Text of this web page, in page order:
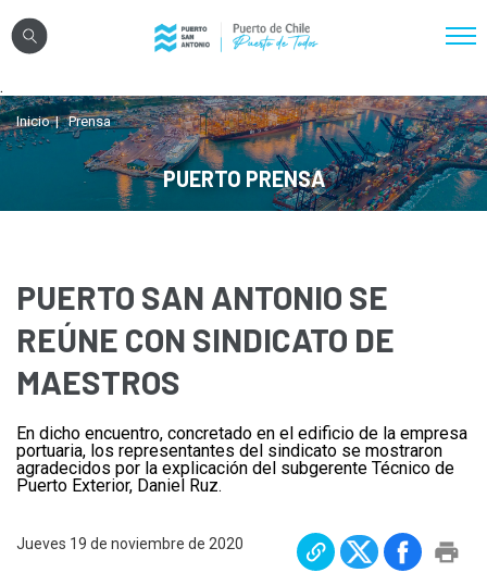
Nosotros
Sistema Portuario
Sostenibilidad
Transparencia
Registro Proveedores
Licitaciones
Reglamentos
Prensa
.
Inicio Prensa
PUERTO PRENSA
PUERTO SAN ANTONIO SE
REÚNE CON SINDICATO DE
MAESTROS
En dicho encuentro, concretado en el edificio de la empresa
portuaria, los representantes del sindicato se mostraron
agradecidos por la explicación del subgerente Técnico de
Puerto Exterior, Daniel Ruz.
Jueves 19 de noviembre de 2020